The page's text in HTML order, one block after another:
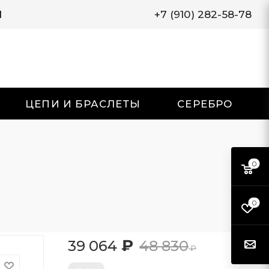
+7 (910) 282-58-78
ЦЕПИ И БРАСЛЕТЫ СЕРЕБРО
39 064 ₽ 48 830₽
0
0